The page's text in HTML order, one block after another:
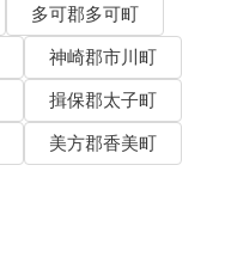
多可郡多可町
神崎郡市川町
揖保郡太子町
美方郡香美町